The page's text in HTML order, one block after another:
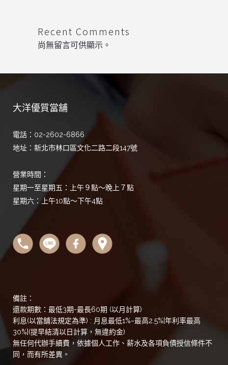
Recent Comments
尚無留言可供顯示。
大洋優質當舖
電話：02-2602-6866
地址：新北市林口區文化二路二段147號
營業時間：
星期一至星期五：上午９點～晚上７點
星期六：上午10點～下午4點
備註：
還款期數：最低3期-最長60期 (以月計算)
利息(以當舖法規定為準) : 月息最低1%~最高2.5%[年利率最高
30%](提早結清以日計算，無違約金)
無任何代辦手續費，依據個人工作、薪水及各項負債授信條件不
同，而有所差異。